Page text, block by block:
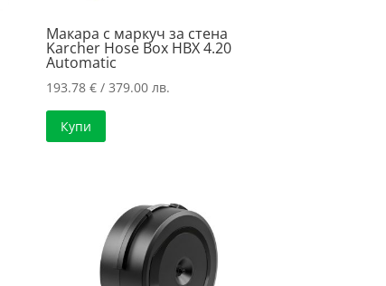
Макара с маркуч за стена
Karcher Hose Box HBX 4.20
Automatic
193.78€ / 379.00 лв.
Купи